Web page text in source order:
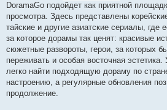
a
g
e
n
o
n
l
u
DoramaGo подойдет как приятной
просмотра. Здесь представлены
тайские и другие азиатские сериалы, где
за которое дорамы так ценят: красивые
сюжетные развороты, герои, за которых
переживать и особая восточная эстетика.
легко найти подходящую дораму по
настроению, а регулярные обновления
продолжение.